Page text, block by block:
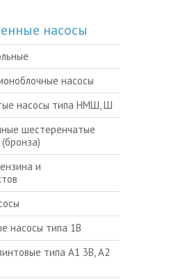
насосы
насосы
насосы типа НМШ, Ш
насосы типа 1В